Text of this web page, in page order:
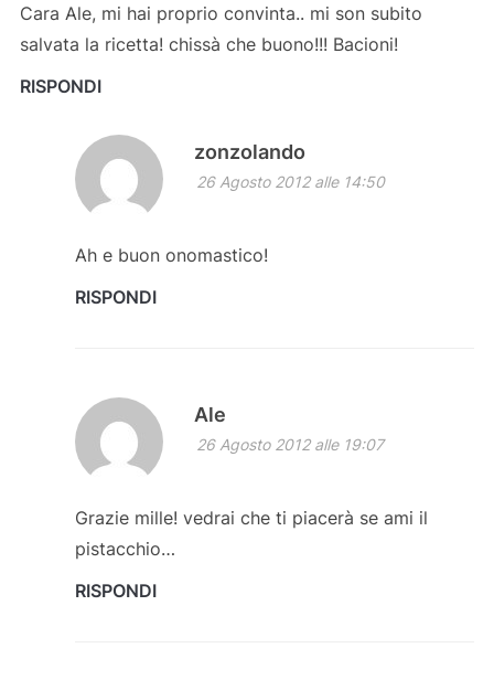
Cara Ale, mi hai proprio convinta.. mi son subito
salvata la ricetta! chissà che buono!!! Bacioni!
RISPONDI
zonzolando
26 Agosto 2012 alle 14:50
Ah e buon onomastico!
RISPONDI
Ale
26 Agosto 2012 alle 19:07
Grazie mille! vedrai che ti piacerà se ami il
pistacchio…
RISPONDI